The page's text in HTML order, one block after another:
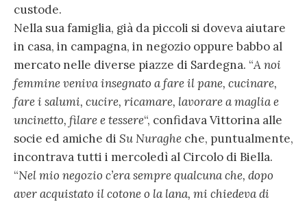
custode.
Nella sua famiglia, già da piccoli si doveva aiutare
in casa, in campagna, in negozio oppure babbo al
mercato nelle diverse piazze di Sardegna. “A noi
femmine veniva insegnato a fare il pane, cucinare,
fare i salumi, cucire, ricamare, lavorare a maglia e
uncinetto, filare e tessere“, confidava Vittorina alle
socie ed amiche di Su Nuraghe che, puntualmente,
incontrava tutti i mercoledì al Circolo di Biella.
“Nel mio negozio c’era sempre qualcuna che, dopo
aver acquistato il cotone o la lana, mi chiedeva di